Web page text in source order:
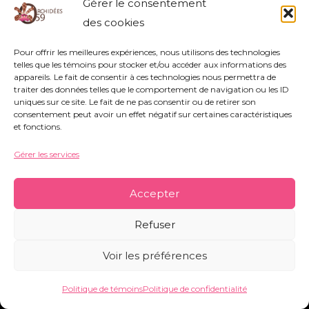
Gérer le consentement
des cookies
Pour offrir les meilleures expériences, nous utilisons des technologies
telles que les témoins pour stocker et/ou accéder aux informations des
appareils. Le fait de consentir à ces technologies nous permettra de
traiter des données telles que le comportement de navigation ou les ID
uniques sur ce site. Le fait de ne pas consentir ou de retirer son
consentement peut avoir un effet négatif sur certaines caractéristiques
et fonctions.
Gérer les services
Accepter
Refuser
Voir les préférences
Politique de témoinsPolitique de confidentialité
Association Orchidées 59 - Siège Social : 752
rue Nestor Bouliez - 59690 Vieux-Condé -
orchidees59@orange.fr-Mentions légales
Politique de témoins
-Conditions générales
Copyright © 2026 Orchidées 59 | Réalisé par CO&COM